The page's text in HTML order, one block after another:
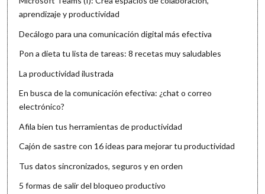
aprendizaje y productividad
Decálogo para una comunicación digital más efectiva
Pon a dieta tu lista de tareas: 8 recetas muy saludables
La productividad ilustrada
En busca de la comunicación efectiva: ¿chat o correo
electrónico?
Afila bien tus herramientas de productividad
Cajón de sastre con 16 ideas para mejorar tu productividad
Tus datos sincronizados, seguros y en orden
5 formas de salir del bloqueo productivo